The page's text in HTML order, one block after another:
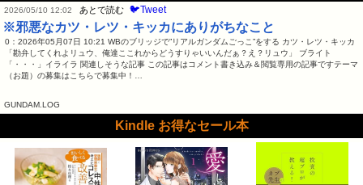
2026/05/10 12:02 あとで読む 🐦Tweet
※邪悪なカツ・レツ・キッカにありがちなこと
0：2026年05月07日 10:21 WBのブリッジで”リアルガンダムごっこ”をする カツ・レツ・キッカ
「勘弁してくれよリュウ、俺達ここれからどうすりゃいいんだぁ？え？リュウ」 ブライト
「・・・」イライラ 関連しそうな記事 この記事はコメント書き込み＆閲覧専用の記事ですテーマ
（お題）の募集はこちらで募集中！…
GUNDAM.LOG
Kindle お得なセール本